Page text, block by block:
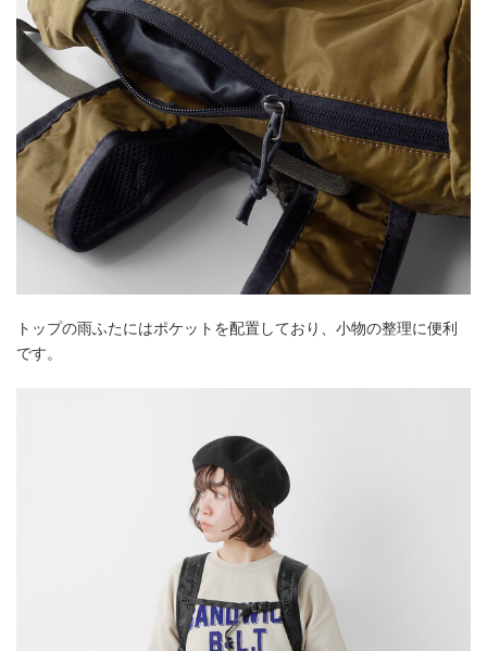
トップの雨ふたにはポケットを配置しており、小物の整理に便利
です。